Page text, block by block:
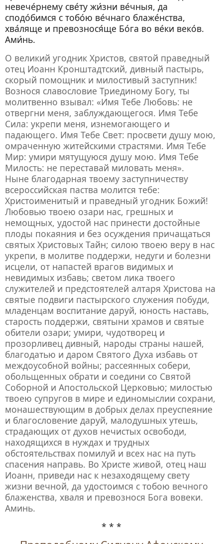
невече́рнему све́ту жи́зни ве́чныя, да
сподо́бимся с тобо́ю ве́чнаго блаже́нства,
хва́ляще и превознося́ще Бо́га во ве́ки веко́в.
Ами́нь.
О великий угодник Христов, святой праведный
отец Иоанн Кронштадтский, дивный пастырь,
скорый помощник и милостивый заступник!
Вознося славословие Триединому Богу, ты
молитвенно взывал: «Имя Тебе Любовь: не
отвергни меня, заблуждающегося. Имя Тебе
Сила: укрепи меня, изнемогающего и
падающего. Имя Тебе Свет: просвети душу мою,
омраченную житейскими страстями. Имя Тебе
Мир: умири мятущуюся душу мою. Имя Тебе
Милость: не переставай миловать меня».
Ныне благодарная твоему заступничеству
всероссийская паства молится тебе:
Христоименитый и праведный угодник Божий!
Любовью твоею озари нас, грешных и
немощных, удостой нас принести достойные
плоды покаяния и без осуждения причащаться
святых Христовых Тайн; силою твоею веру в нас
укрепи, в молитве поддержи, недуги и болезни
исцели, от напастей врагов видимых и
невидимых избавь; светом лика твоего
служителей и предстоятелей алтаря Христова на
святые подвиги пастырского служения побуди,
младенцам воспитание даруй, юность наставь,
старость поддержи, святыни храмов и святые
обители озари; умири, чудотворец и
прозорливец дивный, народы страны нашей,
благодатью и даром Святого Духа избавь от
междоусобной войны; рассеянных собери,
обольщенных обрати и соедини со Святой
Соборной и Апостольской Церковью; милостью
твоею супругов в мире и единомыслии сохрани,
монашествующим в добрых делах преуспеяние
и благословение даруй, малодушных утешь,
страдающих от духов нечистых освободи,
находящихся в нуждах и трудных
обстоятельствах помилуй и всех нас на путь
спасения направь. Во Христе живой, отец наш
Иоанн, приведи нас к незаходящему свету
жизни вечной, да удостоимся с тобою вечного
блаженства, хваля и превознося Бога вовеки.
Аминь.
* * *